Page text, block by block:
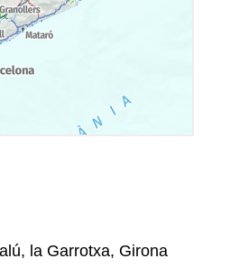
la Garrotxa, Girona